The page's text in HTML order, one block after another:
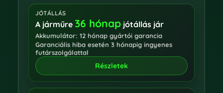
JÓTÁLLÁS
A járműre 36 hónapjótállás jár
Akkumulátor: 12 hónap gyártói garancia
Garanciális hiba esetén 3 hónapig ingyenes
futárszolgálattal
Részletek